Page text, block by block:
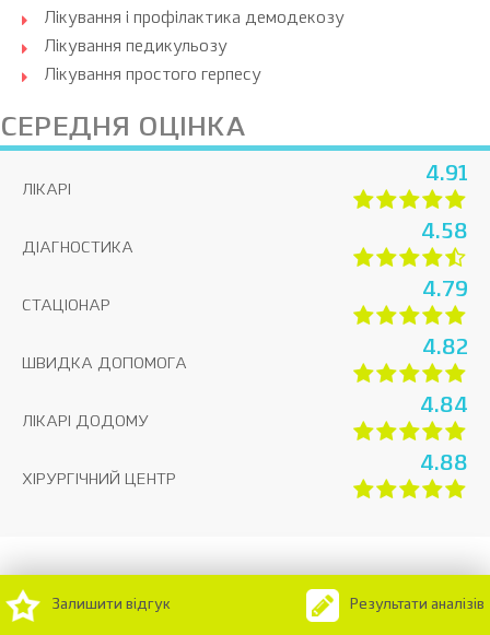
Лікування і профілактика демодекозу
Лікування педикульозу
Лікування простого герпесу
СЕРЕДНЯ ОЦІНКА
ЛІКАРІ
4.91
ДІАГНОСТИКА
4.58
СТАЦІОНАР
4.79
ШВИДКА ДОПОМОГА
4.82
ЛІКАРІ ДОДОМУ
4.84
ХІРУРГІЧНИЙ ЦЕНТР
4.88
Залишити відгук Результати аналізів